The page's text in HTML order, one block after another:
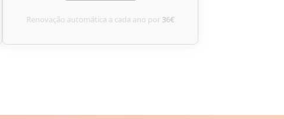
Renovação automática a cada ano por36€